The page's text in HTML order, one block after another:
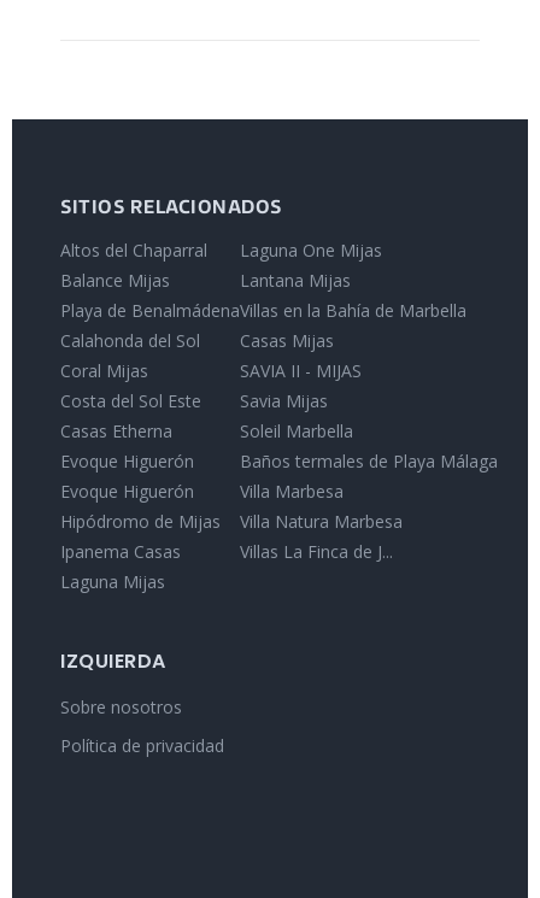
SITIOS RELACIONADOS
Altos del Chaparral
Balance Mijas
Playa de Benalmádena
Calahonda del Sol
Coral Mijas
Costa del Sol Este
Casas Etherna
Evoque Higuerón
Evoque Higuerón
Hipódromo de Mijas
Ipanema Casas
Laguna Mijas
Laguna One Mijas
Lantana Mijas
Villas en la Bahía de Marbella
Casas Mijas
SAVIA II - MIJAS
Savia Mijas
Soleil Marbella
Baños termales de Playa Málaga
Villa Marbesa
Villa Natura Marbesa
Villas La Finca de J...
IZQUIERDA
Sobre nosotros
Política de privacidad